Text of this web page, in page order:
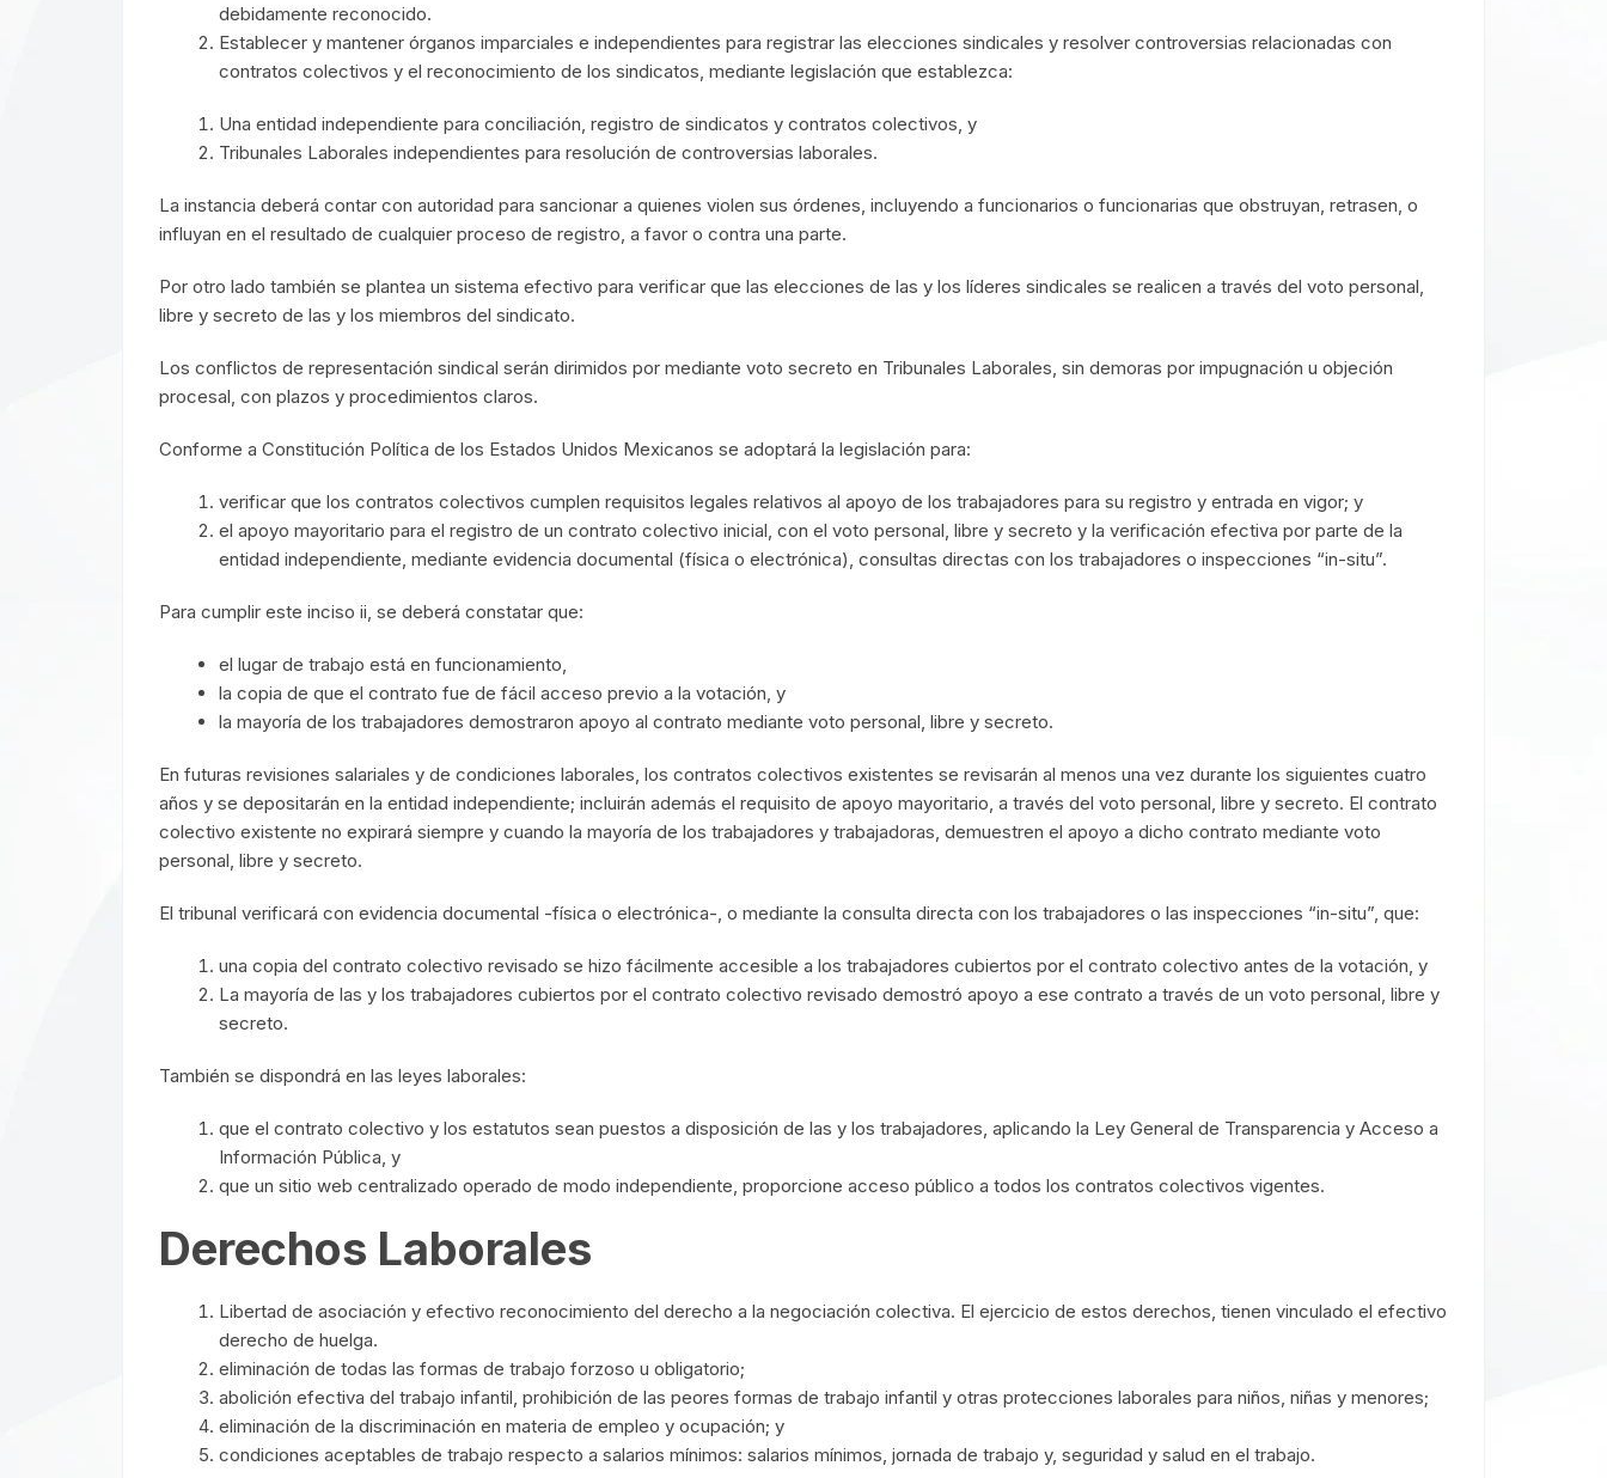
debidamente reconocido.
Establecer y mantener órganos imparciales e independientes para registrar las elecciones sindicales y resolver controversias relacionadas con
contratos colectivos y el reconocimiento de los sindicatos, mediante legislación que establezca:
Una entidad independiente para conciliación, registro de sindicatos y contratos colectivos, y
Tribunales Laborales independientes para resolución de controversias laborales.
La instancia deberá contar con autoridad para sancionar a quienes violen sus órdenes, incluyendo a funcionarios o funcionarias que obstruyan, retrasen, o
influyan en el resultado de cualquier proceso de registro, a favor o contra una parte.
Por otro lado también se plantea un sistema efectivo para verificar que las elecciones de las y los líderes sindicales se realicen a través del voto personal,
libre y secreto de las y los miembros del sindicato.
Los conflictos de representación sindical serán dirimidos por mediante voto secreto en Tribunales Laborales, sin demoras por impugnación u objeción
procesal, con plazos y procedimientos claros.
Conforme a Constitución Política de los Estados Unidos Mexicanos se adoptará la legislación para:
verificar que los contratos colectivos cumplen requisitos legales relativos al apoyo de los trabajadores para su registro y entrada en vigor; y
el apoyo mayoritario para el registro de un contrato colectivo inicial, con el voto personal, libre y secreto y la verificación efectiva por parte de la
entidad independiente, mediante evidencia documental (física o electrónica), consultas directas con los trabajadores o inspecciones “in-situ”.
Para cumplir este inciso ii, se deberá constatar que:
el lugar de trabajo está en funcionamiento,
la copia de que el contrato fue de fácil acceso previo a la votación, y
la mayoría de los trabajadores demostraron apoyo al contrato mediante voto personal, libre y secreto.
En futuras revisiones salariales y de condiciones laborales, los contratos colectivos existentes se revisarán al menos una vez durante los siguientes cuatro
años y se depositarán en la entidad independiente; incluirán además el requisito de apoyo mayoritario, a través del voto personal, libre y secreto. El contrato
colectivo existente no expirará siempre y cuando la mayoría de los trabajadores y trabajadoras, demuestren el apoyo a dicho contrato mediante voto
personal, libre y secreto.
El tribunal verificará con evidencia documental -física o electrónica-, o mediante la consulta directa con los trabajadores o las inspecciones “in-situ”, que:
una copia del contrato colectivo revisado se hizo fácilmente accesible a los trabajadores cubiertos por el contrato colectivo antes de la votación, y
La mayoría de las y los trabajadores cubiertos por el contrato colectivo revisado demostró apoyo a ese contrato a través de un voto personal, libre y
secreto.
También se dispondrá en las leyes laborales:
que el contrato colectivo y los estatutos sean puestos a disposición de las y los trabajadores, aplicando la Ley General de Transparencia y Acceso a
Información Pública, y
que un sitio web centralizado operado de modo independiente, proporcione acceso público a todos los contratos colectivos vigentes.
Derechos Laborales
Libertad de asociación y efectivo reconocimiento del derecho a la negociación colectiva. El ejercicio de estos derechos, tienen vinculado el efectivo
derecho de huelga.
eliminación de todas las formas de trabajo forzoso u obligatorio;
abolición efectiva del trabajo infantil, prohibición de las peores formas de trabajo infantil y otras protecciones laborales para niños, niñas y menores;
eliminación de la discriminación en materia de empleo y ocupación; y
condiciones aceptables de trabajo respecto a salarios mínimos: salarios mínimos, jornada de trabajo y, seguridad y salud en el trabajo.